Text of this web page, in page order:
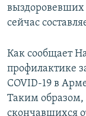
выздоровевших
сейчас
Как сообщает
профилактике
COVID-19 в
Таким образом,
скончавшихся